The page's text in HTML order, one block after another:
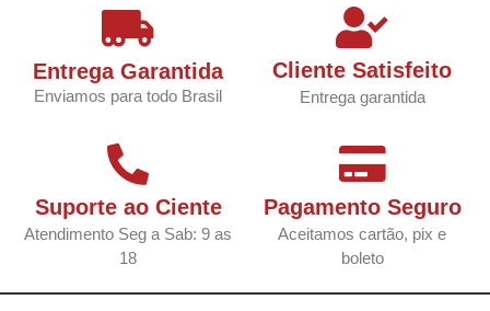
Entrega Garantida
Enviamos para todo Brasil
Cliente Satisfeito
Entrega garantida
Suporte ao Ciente
Atendimento Seg a Sab: 9 as
18
Pagamento Seguro
Aceitamos cartão, pix e
boleto